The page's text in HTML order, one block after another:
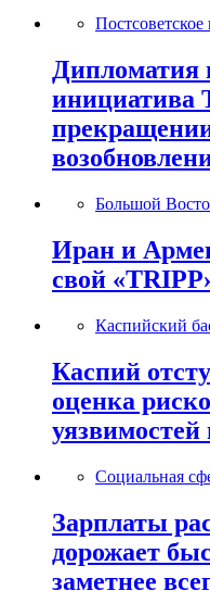
Постсоветское
Дипломатия
инициатива
Большой
Иран и
свой
Каспийский
Каспий
оценка
уязвимостей
Социальная
Зарплаты
дорожает
заметнее